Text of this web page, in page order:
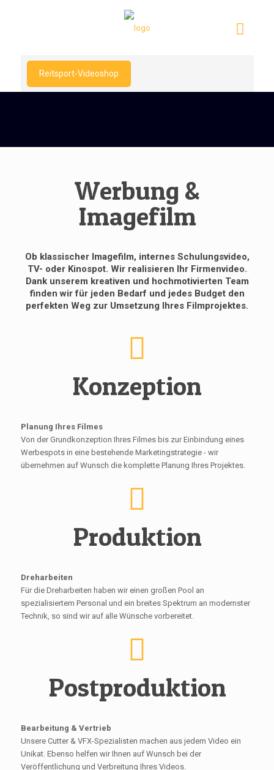
Reitsport-Videoshop
Werbung &
Imagefilm
Ob klassischer Imagefilm, internes Schulungsvideo,
TV- oder Kinospot. Wir realisieren Ihr Firmenvideo.
Dank unserem kreativen und hochmotivierten Team
finden wir für jeden Bedarf und jedes Budget den
perfekten Weg zur Umsetzung Ihres Filmprojektes.
Konzeption
Planung Ihres Filmes
Von der Grundkonzeption Ihres Filmes bis zur Einbindung eines
Werbespots in eine bestehende Marketingstrategie - wir
übernehmen auf Wunsch die komplette Planung Ihres Projektes.
Produktion
Dreharbeiten
Für die Dreharbeiten haben wir einen großen Pool an
spezialisiertem Personal und ein breites Spektrum an modernster
Technik, so sind wir auf alle Wünsche vorbereitet.
Postproduktion
Bearbeitung & Vertrieb
Unsere Cutter & VFX-Spezialisten machen aus jedem Video ein
Unikat. Ebenso helfen wir Ihnen auf Wunsch bei der
Veröffentlichung und Verbreitung Ihres Videos.